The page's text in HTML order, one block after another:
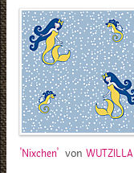
'Nixchen' vonWUTZILLA